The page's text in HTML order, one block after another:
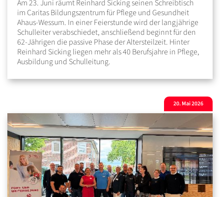
Am 23. Juni räumt Reinhard Sicking seinen Schreibtisch
im Caritas Bildungszentrum für Pflege und Gesundheit
Ahaus-Wessum. In einer Feierstunde wird der langjährige
Schulleiter verabschiedet, anschließend beginnt für den
62-Jährigen die passive Phase der Altersteilzeit. Hinter
Reinhard Sicking liegen mehr als 40 Berufsjahre in Pflege,
Ausbildung und Schulleitung.
20. Mai 2026